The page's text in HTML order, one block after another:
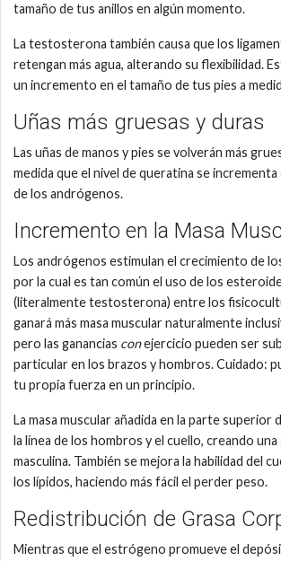
tamaño de tus anillos en algún momento.
La testosterona también causa que los
retengan más agua, alterando su flexibilidad.
un incremento en el tamaño de tus pies a
Uñas más gruesas y duras
Las uñas de manos y pies se volverán más
medida que el nivel de queratina se incrementa
de los andrógenos.
Incremento en la Masa
Los andrógenos estimulan el crecimiento de
por la cual es tan común el uso de los
(literalmente testosterona) entre los
ganará más masa muscular naturalmente
pero las ganancias conejercicio pueden ser
particular en los brazos y hombros. Cuidado:
tu propia fuerza en un principio.
La masa muscular añadida en la parte superior
la línea de los hombros y el cuello, creando una
masculina. También se mejora la habilidad del
los lípidos, haciendo más fácil el perder peso.
Redistribución de Grasa
Mientras que el estrógeno promueve el